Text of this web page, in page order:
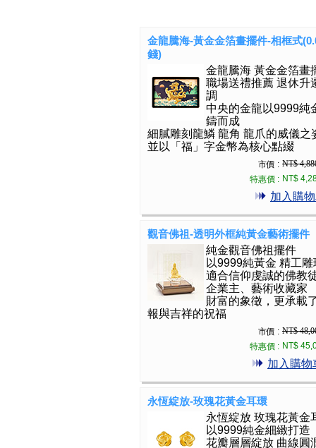
金龍騰海-黃金金箔畫擺件-相框式
錢)
金龍騰海 黃金金箔畫
職場送禮推薦 退休升
調
中央的金龍以9999純
鑄而成
細膩雕刻龍鱗 龍角 龍爪的威儀之
並以「福」字金幣為核心點綴
市價 : NT$
特惠價 : NT$
加入購
觀音佛祖-透明外框純黃金藝術擺件
純金觀音佛祖擺件
以9999純黃金 精工雕
適合信仰虔誠的佛教
企業主、藝術收藏家
財富的象徵，更承載
報與吉祥的祝福
市價 : NT$
特惠價 : NT$
加入購物
永恆綻放-玫瑰花黃金耳環
永恆綻放 玫瑰花黃金
以9999純金細緻打造
花瓣層層綻放 曲線圓